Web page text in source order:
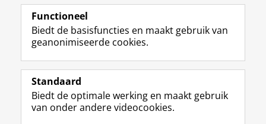
Volg de RUG
F
a
e
b
L
i
k
e
R
S
-
f
I
n
t
Y
o
T
Studiekiezers
Functioneel
Biedt de basisfuncties en maakt gebruik van
geanonimiseerde cookies.
Standaard
Biedt de optimale werking en maakt gebruik
van onder andere videocookies.